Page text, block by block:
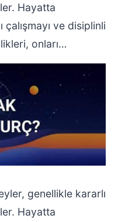
Hayatta
çalışmayı ve disiplinli
onları…
genellikle kararlı
Hayatta